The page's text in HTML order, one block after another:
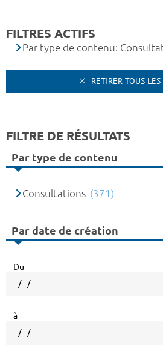
FILTRES ACTIFS
Par type de contenu:
RETIRER TOUS LES
FILTRE DE RÉSULTATS
Par type de contenu
Consultations (371)
Par date de création
Du
à